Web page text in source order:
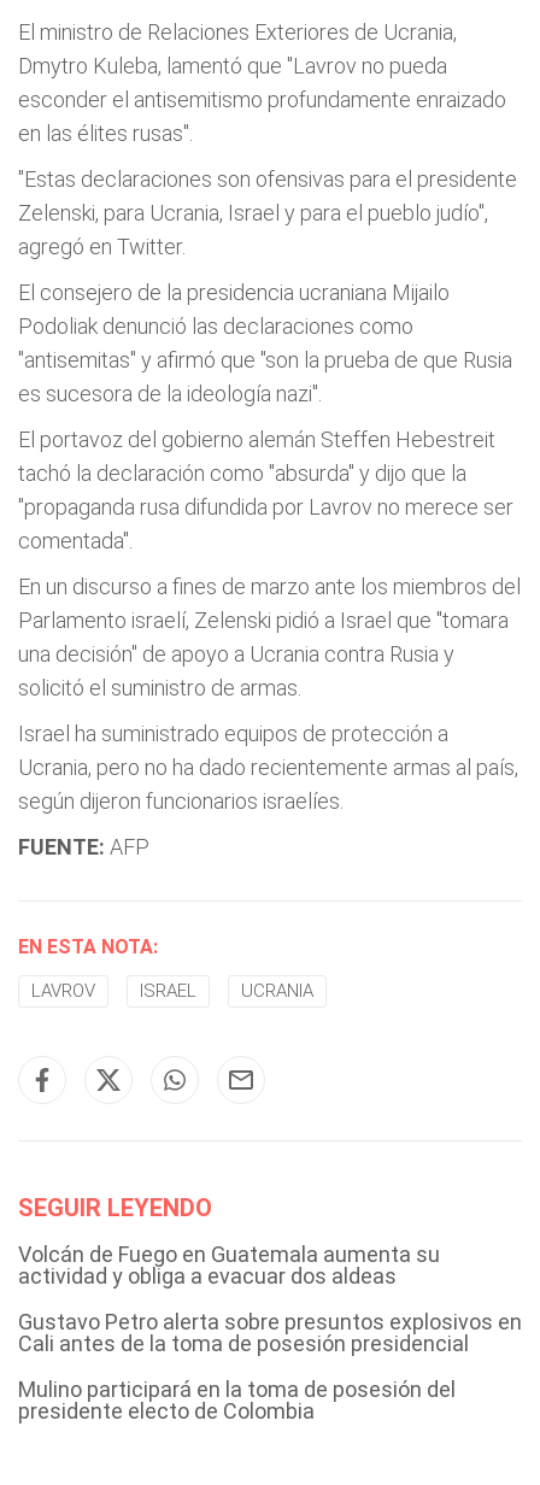
El ministro de Relaciones Exteriores de Ucrania,
Dmytro Kuleba, lamentó que "Lavrov no pueda
esconder el antisemitismo profundamente enraizado
en las élites rusas".
"Estas declaraciones son ofensivas para el presidente
Zelenski, para Ucrania, Israel y para el pueblo judío",
agregó en Twitter.
El consejero de la presidencia ucraniana Mijailo
Podoliak denunció las declaraciones como
"antisemitas" y afirmó que "son la prueba de que Rusia
es sucesora de la ideología nazi".
El portavoz del gobierno alemán Steffen Hebestreit
tachó la declaración como "absurda" y dijo que la
"propaganda rusa difundida por Lavrov no merece ser
comentada".
En un discurso a fines de marzo ante los miembros del
Parlamento israelí, Zelenski pidió a Israel que "tomara
una decisión" de apoyo a Ucrania contra Rusia y
solicitó el suministro de armas.
Israel ha suministrado equipos de protección a
Ucrania, pero no ha dado recientemente armas al país,
según dijeron funcionarios israelíes.
FUENTE: AFP
EN ESTA NOTA:
LAVROV ISRAEL UCRANIA
SEGUIR LEYENDO
Volcán de Fuego en Guatemala aumenta su
actividad y obliga a evacuar dos aldeas
Gustavo Petro alerta sobre presuntos explosivos en
Cali antes de la toma de posesión presidencial
Mulino participará en la toma de posesión del
presidente electo de Colombia